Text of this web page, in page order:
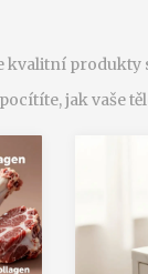
kvalitní
jak vaše